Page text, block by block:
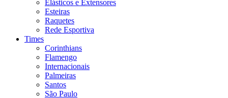
Elásticos e Extensores
Esteiras
Raquetes
Rede Esportiva
Times
Corinthians
Flamengo
Internacionais
Palmeiras
Santos
São Paulo